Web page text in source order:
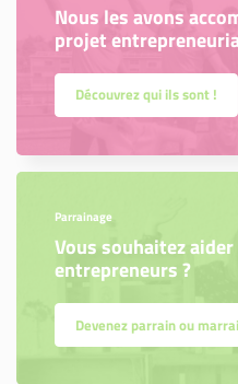
Nous les avons
projet
Découvrez qui ils sont !
Parrainage
Vous souhaitez
entrepreneurs ?
Devenez parrain ou